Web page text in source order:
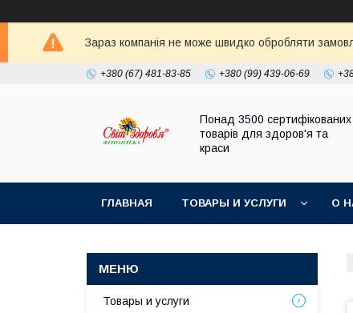
Зараз компанія не може швидко обробляти
+380 (67) 481-83-85 +380 (99) 439-06-69
Понад 3500 сертифікованих
товарів для здоров'я та
краси
ГЛАВНАЯ ТОВАРЫ И УСЛУГИ О
Товары и услуги